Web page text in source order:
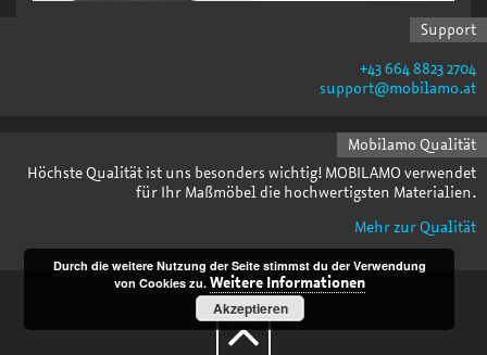
Support
+43 664 8823 2704
support@mobilamo.at
Mobilamo Qualität
Höchste Qualität ist uns besonders wichtig! MOBILAMO verwendet
für Ihr Maßmöbel die hochwertigsten Materialien.
Mehr zur Qualität
Durch die weitere Nutzung der Seite stimmst du der Verwendung
von Cookies zu. Weitere Informationen
Akzeptieren